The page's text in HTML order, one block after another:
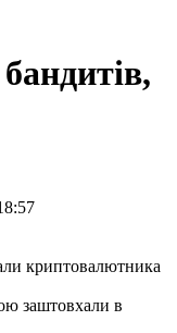
заштовхали в